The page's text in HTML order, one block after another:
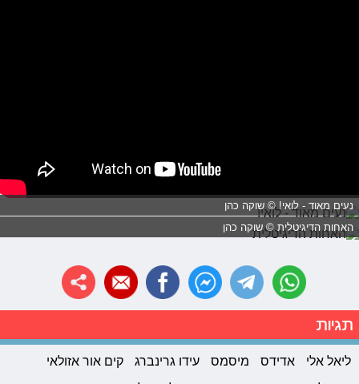
נעים מאוד - לואי! © שוקה כהן
האחות הדיגיטלית © שוקה כהן
תגיות
ליאל אלי אדידס מיסמס עידו גרינברג
קים אור אזולאי